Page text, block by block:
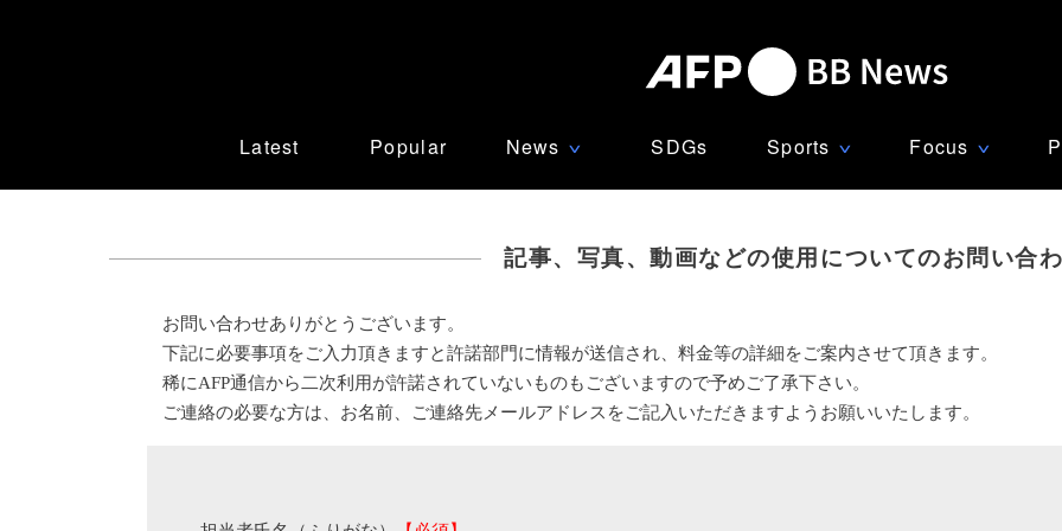
Latest Popular News ∨ SDGs Sports ∨ Focus ∨
記事、写真、動画などの使用についてのお問い合
お問い合わせありがとうございます。
下記に必要事項をご入力頂きますと許諾部門に情報が送信され、料金等の詳細をご案内させて頂きます。
稀にAFP通信から二次利用が許諾されていないものもございますので予めご了承下さい。
ご連絡の必要な方は、お名前、ご連絡先メールアドレスをご記入いただきますようお願いいたします。